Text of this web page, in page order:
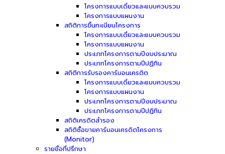
โครงการแบบเดี่ยวและแบบควบรวม
โครงการแบบแผนงาน
สถิติการขึ้นทะเบียนโครงการ
โครงการแบบเดี่ยวและแบบควบรวม
โครงการแบบแผนงาน
ประเภทโครงการตามปีงบประมาณ
ประเภทโครงการตามปีปฏิทิน
สถิติการรับรองคาร์บอนเครดิต
โครงการแบบเดี่ยวและแบบควบรวม
โครงการแบบแผนงาน
ประเภทโครงการตามปีงบประมาณ
ประเภทโครงการตามปีปฏิทิน
สถิติเครดิตสำรอง
สถิติซื้อขายคาร์บอนเครดิตโครงการ
(Monitor)
รายชื่อที่ปรึกษา